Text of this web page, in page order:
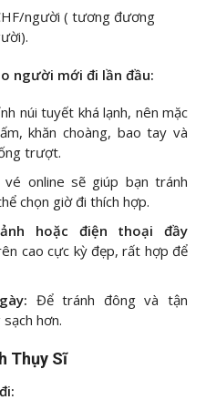
người ( tương đương
người mới đi lần đầu:
núi tuyết khá lạnh, nên mặc
khăn choàng, bao tay và
trượt.
online sẽ giúp bạn tránh
chọn giờ đi thích hợp.
hoặc điện thoại đầy
cao cực kỳ đẹp, rất hợp để
Để tránh đông và tận
hơn.
Thụy Sĩ